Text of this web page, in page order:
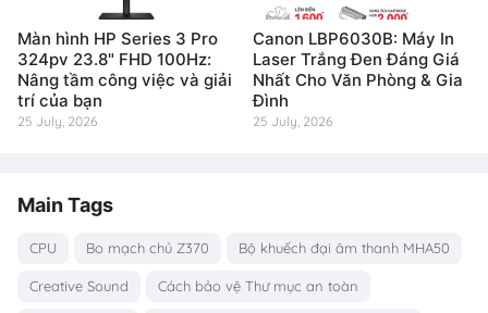
Màn hình HP Series 3 Pro
324pv 23.8" FHD 100Hz:
Nâng tầm công việc và giải
trí của bạn
25 July, 2026
Canon LBP6030B: Máy In
Laser Trắng Đen Đáng Giá
Nhất Cho Văn Phòng & Gia
Đình
25 July, 2026
Main Tags
CPU Bo mạch chủ Z370 Bộ khuếch đại âm thanh MHA50
Creative Sound Cách bảo vệ Thư mục an toàn